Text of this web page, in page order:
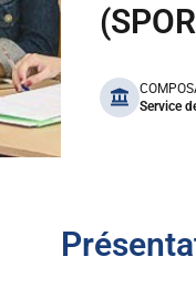
benefits
Service